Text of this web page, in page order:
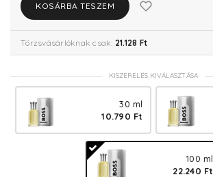
KOSÁRBA TESZEM
Törzsvásárlóknak csak: 21.128 Ft
KISZERELÉS KIVÁLASZTÁSA
30 ml
10.790 Ft
100 ml
22.240 Ft